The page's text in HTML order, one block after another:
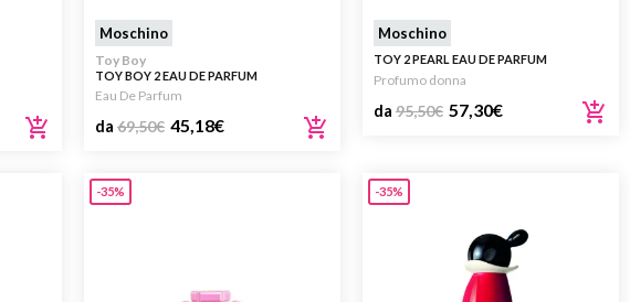
Moschino
Toy Boy
TOY BOY 2 EAU DE PARFUM
Eau De Parfum
da 69,50€ 45,18€
Moschino
TOY 2 PEARL EAU DE PARFUM
Profumo donna
da 95,50€ 57,30€
-35% -35%